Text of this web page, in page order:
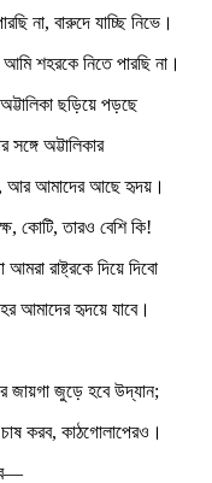
না, বারুদে যাচ্ছি নিভে।
শহরকে নিতে পারছি না।
ছড়িয়ে পড়ছে
অট্টালিকার
আর আমাদের আছে হৃদয়।
কোটি, তারও বেশি কি!
রাষ্ট্রকে দিয়ে দিবো
আমাদের হৃদয়ে যাবে।
জায়গা জুড়ে হবে উদ্যান;
করব, কাঠগোলাপেরও।